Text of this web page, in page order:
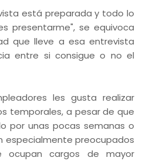
está preparada y todo lo
presentarme", se equivoca
que lleve a esa entrevista
entre si consigue o no el
les gusta realizar
temporales, a pesar de que
por unas pocas semanas o
especialmente preocupados
ocupan cargos de mayor